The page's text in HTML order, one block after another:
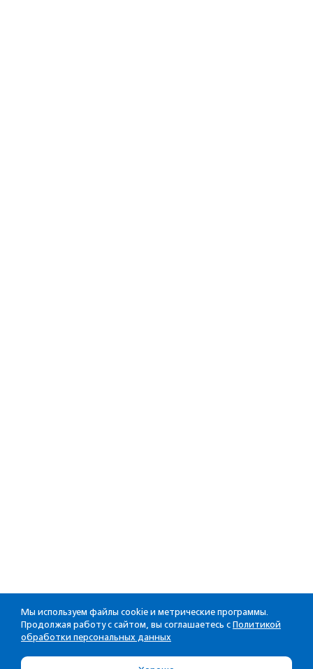
Мы используем файлы cookie и метрические программы.
Продолжая работу с сайтом, вы соглашаетесь с Политикой
обработки персональных данных